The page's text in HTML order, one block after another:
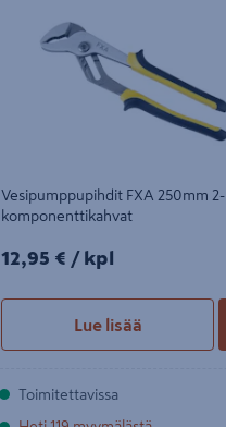
Vesipumppupihdit FXA 250mm 2-
komponenttikahvat
12,95€/kpl
12,95 € / kpl
Lue lisää
Toimitettavissa